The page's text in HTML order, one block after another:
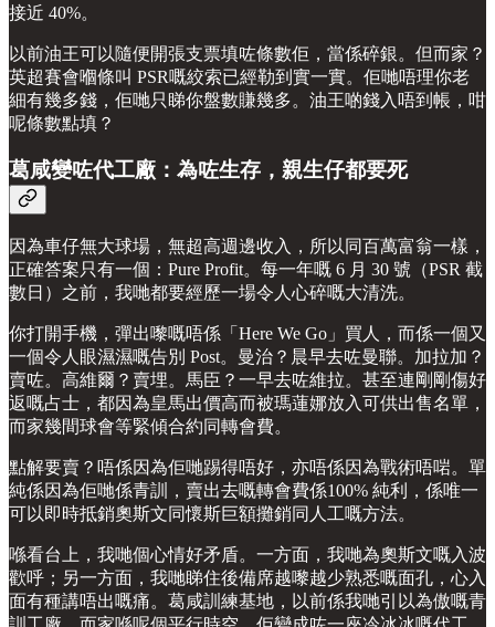
接近 40%。
以前油王可以隨便開張支票填咗條數佢，當係碎銀。但而家？
英超賽會嗰條叫 PSR嘅絞索已經勒到實一實。佢哋唔理你老
細有幾多錢，佢哋只睇你盤數賺幾多。油王啲錢入唔到帳，咁
呢條數點填？
葛咸變咗代工廠：為咗生存，親生仔都要死
因為車仔無大球場，無超高週邊收入，所以同百萬富翁一樣，
正確答案只有一個：Pure Profit。每一年嘅 6 月 30 號（PSR 截
數日）之前，我哋都要經歷一場令人心碎嘅大清洗。
你打開手機，彈出嚟嘅唔係「Here We Go」買人，而係一個又
一個令人眼濕濕嘅告別 Post。曼治？晨早去咗曼聯。加拉加？
賣咗。高維爾？賣埋。馬臣？一早去咗維拉。甚至連剛剛傷好
返嘅占士，都因為皇馬出價高而被瑪蓮娜放入可供出售名單，
而家幾間球會等緊傾合約同轉會費。
點解要賣？唔係因為佢哋踢得唔好，亦唔係因為戰術唔啱。單
純係因為佢哋係青訓，賣出去嘅轉會費係100% 純利，係唯一
可以即時抵銷奧斯文同懷斯巨額攤銷同人工嘅方法。
喺看台上，我哋個心情好矛盾。一方面，我哋為奧斯文嘅入波
歡呼；另一方面，我哋睇住後備席越嚟越少熟悉嘅面孔，心入
面有種講唔出嘅痛。葛咸訓練基地，以前係我哋引以為傲嘅青